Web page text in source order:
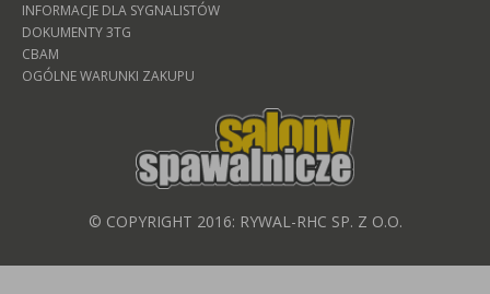
INFORMACJE DLA SYGNALISTÓW
DOKUMENTY 3TG
CBAM
OGÓLNE WARUNKI ZAKUPU
© COPYRIGHT 2016: RYWAL-RHC SP. Z O.O.